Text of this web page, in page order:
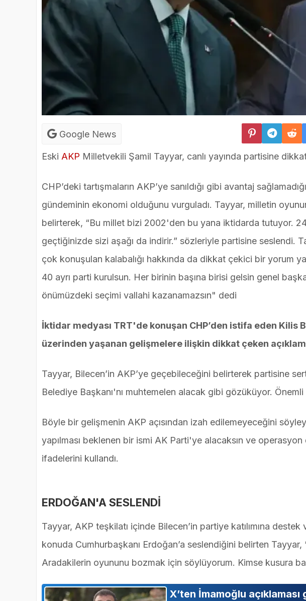
Google News
Eski AKP Milletvekili Şamil Tayyar, canlı yayında partisine
CHP’deki tartışmaların AKP’ye sanıldığı gibi avantaj
gündeminin ekonomi olduğunu vurguladı. Tayyar, milletin
belirterek, “Bu millet bizi 2002'den bu yana iktidarda tutuyor.
geçtiğinizde sizi aşağı da indirir.” sözleriyle partisine seslendi.
çok konuşulan kalabalığı hakkında da dikkat çekici bir yorum
40 ayrı parti kurulsun. Her birinin başına birisi gelsin genel
önümüzdeki seçimi vallahi kazanamazsın" dedi
İktidar medyası TRT'de konuşan CHP’den istifa eden Kilis
üzerinden yaşanan gelişmelere ilişkin dikkat çeken
Tayyar, Bilecen’in AKP’ye geçebileceğini belirterek partisine
Belediye Başkanı'nı muhtemelen alacak gibi gözüküyor. Önemli
Böyle bir gelişmenin AKP açısından izah edilemeyeceğini
yapılması beklenen bir ismi AK Parti'ye alacaksın ve
ifadelerini kullandı.
ERDOĞAN'A SESLENDİ
Tayyar, AKP teşkilatı içinde Bilecen’in partiye katılımına
konuda Cumhurbaşkanı Erdoğan’a seslendiğini belirten Tayyar,
Aradakilerin oyununu bozmak için söylüyorum. Kimse kusura
X’ten İmamoğlu